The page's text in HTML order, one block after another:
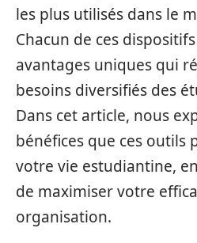
les plus utilisés dans le
Chacun de ces
avantages uniques qui
besoins diversifiés des
Dans cet article, nous
bénéfices que ces outils
votre vie estudiantine,
de maximiser votre
organisation.